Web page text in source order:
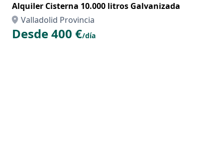
Alquiler Cisterna 10.000 litros Galvanizada
Valladolid Provincia
Desde 400 €/día